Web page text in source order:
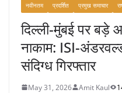
नवीनतम प्रदर्शित प्रमुख समाचार
दिल्ली-मुंबई पर
नाकाम: ISI-
संदिग्ध गिरफ्तार
May 31, 2026 Amit Kaul